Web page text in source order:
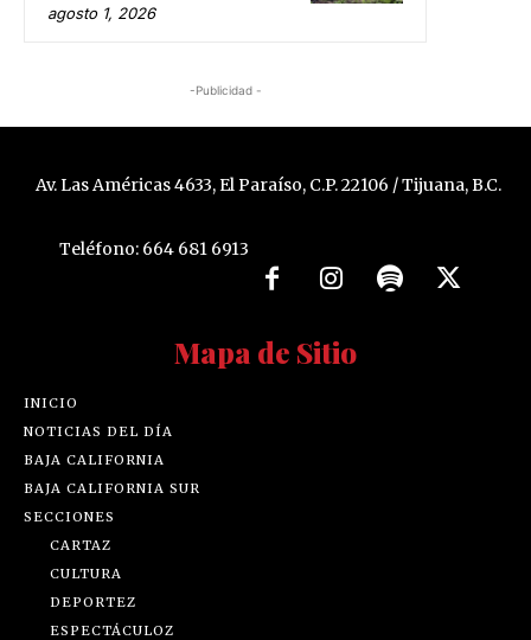
agosto 1, 2026
-Publicidad -
Av. Las Américas 4633, El Paraíso, C.P. 22106 / Tijuana, B.C.
Teléfono: 664 681 6913
Mapa de Sitio
INICIO
NOTICIAS DEL DÍA
BAJA CALIFORNIA
BAJA CALIFORNIA SUR
SECCIONES
CARTAZ
CULTURA
DEPORTEZ
ESPECTÁCULOZ